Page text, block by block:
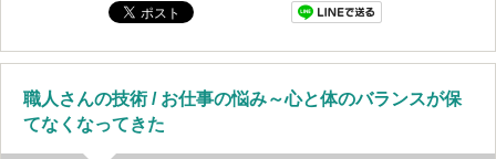
職人さんの技術 / お仕事の悩み～心と体のバランスが保
てなくなってきた